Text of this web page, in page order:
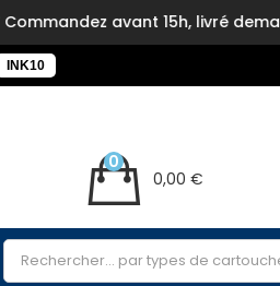
avant 15h, livré demain.
INK10
0,00 €
0